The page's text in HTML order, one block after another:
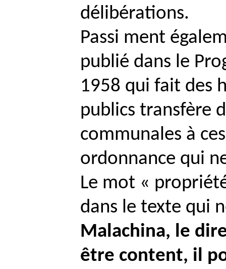
délibérations.
Passi ment
publié dans le
1958 qui fait des
publics transfère
communales à
ordonnance qui
Le mot «
dans le texte qui
Malachina, le
être content, il